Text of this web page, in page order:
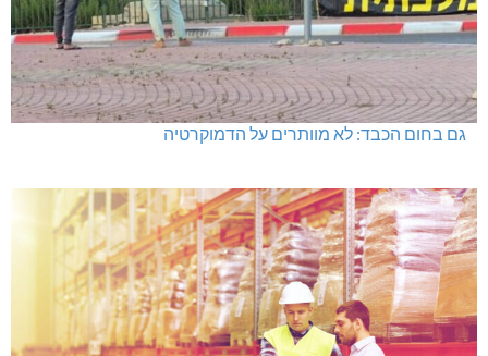
גם בחום הכבד: לא מוותרים על הדמוקרטיה